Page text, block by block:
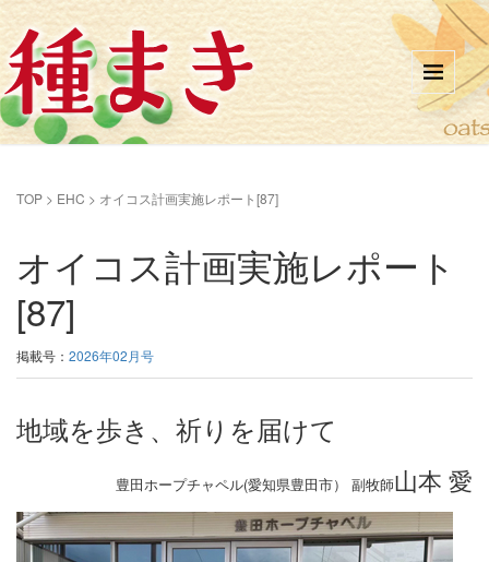
TOP > EHC > オイコス計画実施レポート[87]
オイコス計画実施レポート
[87]
掲載号： 2026年02月号
地域を歩き、祈りを届けて
豊田ホープチャペル(愛知県豊田市） 副牧師山本 愛